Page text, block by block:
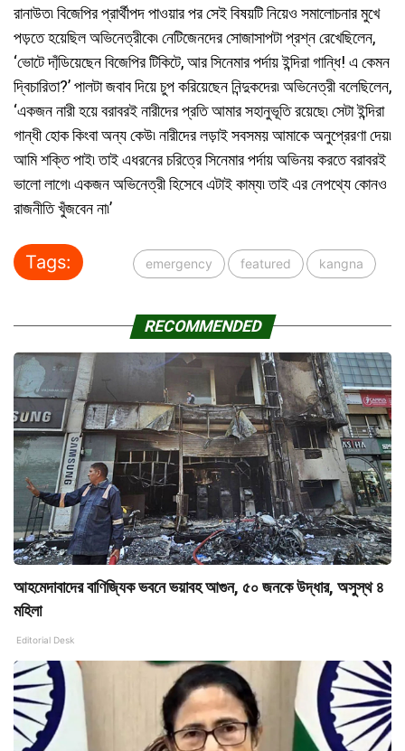
রানাউত৷ বিজেপির প্রার্থীপদ পাওয়ার পর সেই বিষয়টি নিয়েও সমালোচনার মুখে
পড়তে হয়েছিল অভিনেত্রীকে৷ নেটিজেনদের সোজাসাপটা প্রশ্ন রেখেছিলেন,
‘ভোটে দাঁডি়য়েছেন বিজেপির টিকিটে, আর সিনেমার পর্দায় ইন্দিরা গান্ধি! এ কেমন
দ্বিচারিতা?’ পালটা জবাব দিয়ে চুপ করিয়েছেন নিন্দুকদের৷ অভিনেত্রী বলেছিলেন,
‘একজন নারী হয়ে বরাবরই নারীদের প্রতি আমার সহানুভূতি রয়েছে৷ সেটা ইন্দিরা
গান্ধী হোক কিংবা অন্য কেউ৷ নারীদের লড়াই সবসময় আমাকে অনুপ্রেরণা দেয়৷
আমি শক্তি পাই৷ তাই এধরনের চরিত্রে সিনেমার পর্দায় অভিনয় করতে বরাবরই
ভালো লাগে৷ একজন অভিনেত্রী হিসেবে এটাই কাম্য৷ তাই এর নেপথ্যে কোনও
রাজনীতি খুঁজবেন না৷’
Tags: emergency featured kangna
RECOMMENDED
আহমেদাবাদের বাণিজ্যিক ভবনে ভয়াবহ আগুন, ৫০ জনকে উদ্ধার, অসুস্থ ৪
মহিলা
Editorial Desk